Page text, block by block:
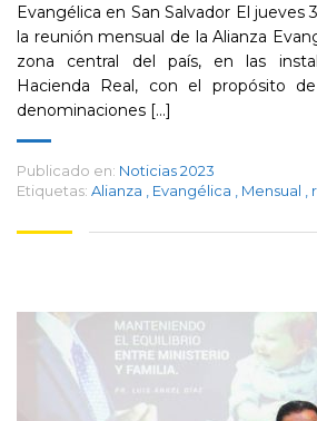
Evangélica en San Salvador El jueves
la reunión mensual de la Alianza
zona central del país, en las
Hacienda Real, con el propósito
denominaciones [...]
Publicado en: Noticias 2023
Etiquetas: Alianza Evangélica Mensual